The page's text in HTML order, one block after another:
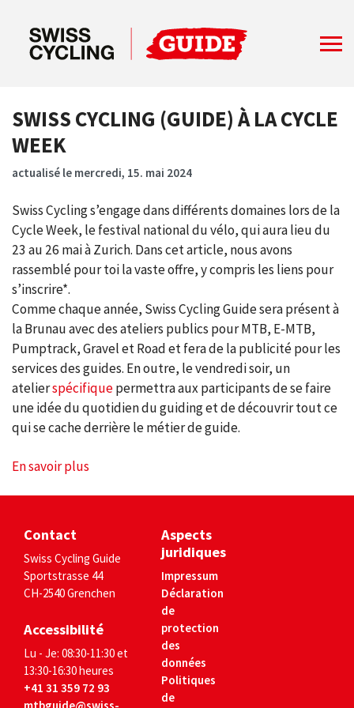
SWISS CYCLING (GUIDE) À LA CYCLE
WEEK
actualisé le mercredi, 15. mai 2024
Swiss Cycling s’engage dans différents domaines lors de la
Cycle Week, le festival national du vélo, qui aura lieu du
23 au 26 mai à Zurich. Dans cet article, nous avons
rassemblé pour toi la vaste offre, y compris les liens pour
s’inscrire*.
Comme chaque année, Swiss Cycling Guide sera présent à
la Brunau avec des ateliers publics pour MTB, E-MTB,
Pumptrack, Gravel et Road et fera de la publicité pour les
services des guides. En outre, le vendredi soir, un
atelierspécifiquepermettra aux participants de se faire
une idée du quotidien du guiding et de découvrir tout ce
qui se cache derrière le métier de guide.
En savoir plus
Contact
Swiss Cycling Guide
Sportstrasse 44
CH-2540 Grenchen
Accessibilité
Lu - Je: 08:30-11:30 et
13:30-16:30 heures
+41 31 359 72 93
Aspects
juridiques
Impressum
Déclaration
de
protection
des
données
Politiques
de